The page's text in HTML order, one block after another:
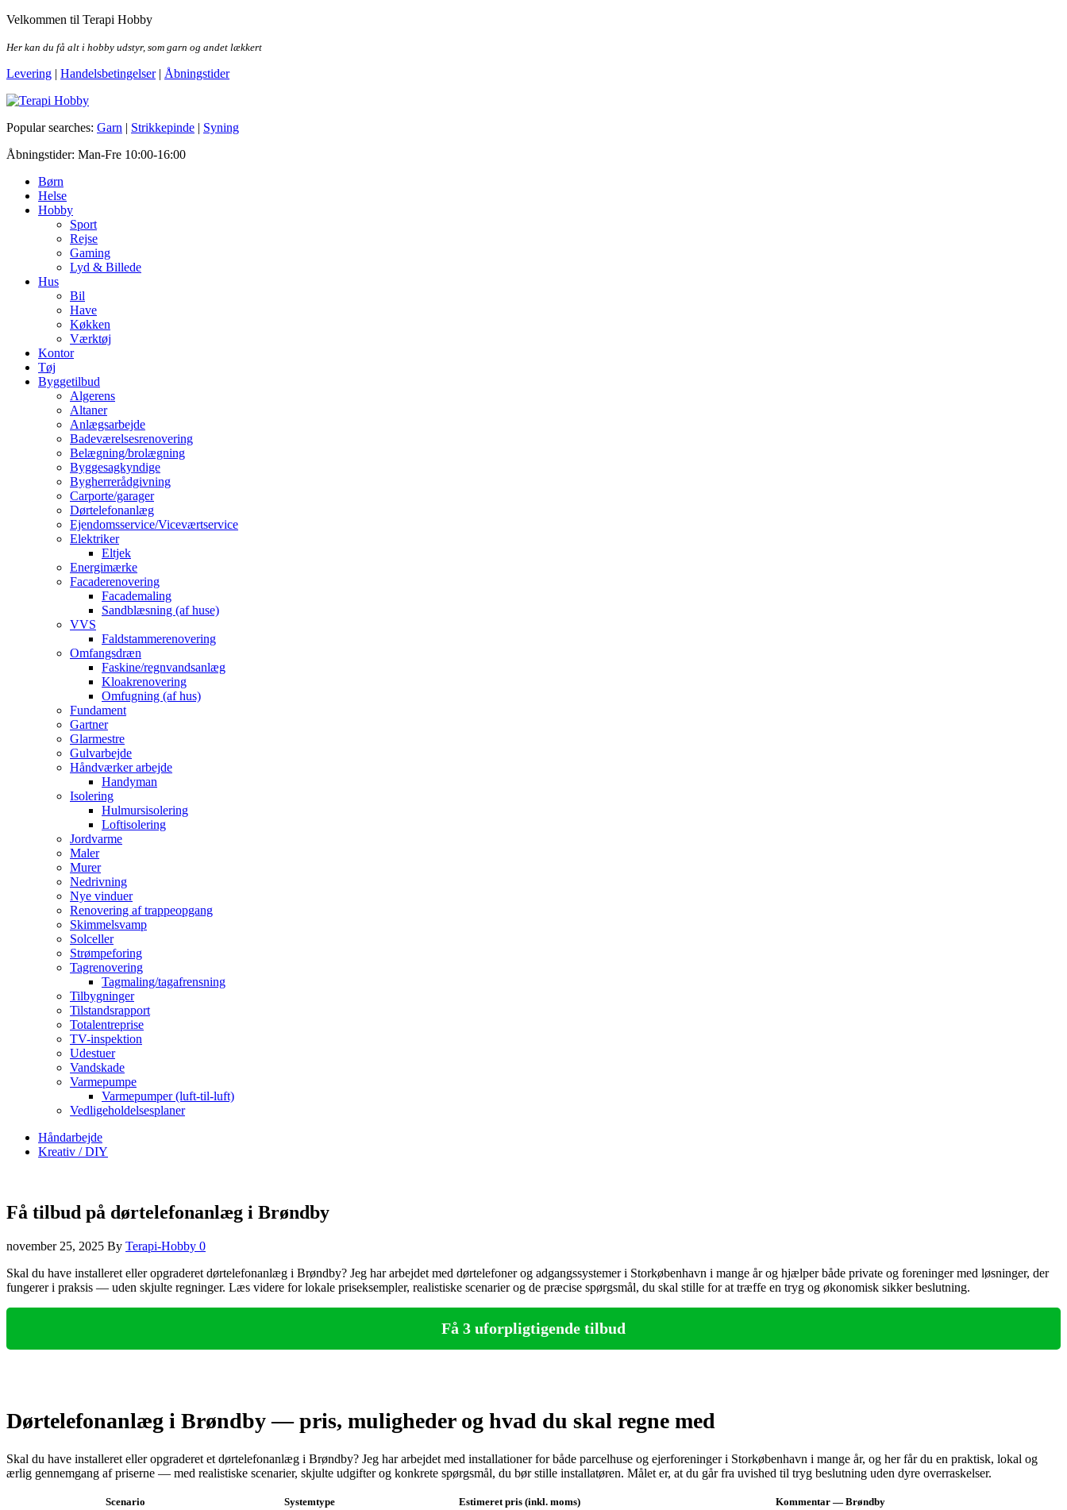
Skip
the
Velkommen til Terapi Hobby
Her kan du få alt i hobby udstyr, som garn og andet lækkert
Levering | Handelsbetingelser| Åbningstider
Terapi Hobby
Popular searches: Garn | Strikkepinde | Syning
Åbningstider: Man-Fre 10:00-16:00
Børn
Helse
Hobby
Sport
Rejse
Gaming
Lyd & Billede
Hus
Bil
Have
Køkken
Værktøj
Kontor
Tøj
Byggetilbud
Algerens
Altaner
Anlægsarbejde
Badeværelsesrenovering
Belægning/brolægning
Byggesagkyndige
Bygherrerådgivning
Carporte/garager
Dørtelefonanlæg
Ejendomsservice/Viceværtservice
Elektriker
Eltjek
Energimærke
Facaderenovering
Facademaling
Sandblæsning (af huse)
VVS
Faldstammerenovering
Omfangsdræn
Faskine/regnvandsanlæg
Kloakrenovering
Omfugning (af hus)
Fundament
Gartner
Glarmestre
Gulvarbejde
Håndværker arbejde
Handyman
Isolering
Hulmursisolering
Loftisolering
Jordvarme
Maler
Murer
Nedrivning
Nye vinduer
Renovering af trappeopgang
Skimmelsvamp
Solceller
Strømpeforing
Tagrenovering
Tagmaling/tagafrensning
Tilbygninger
Tilstandsrapport
Totalentreprise
TV-inspektion
Udestuer
Vandskade
Varmepumpe
Varmepumper (luft-til-luft)
Vedligeholdelsesplaner
Håndarbejde
Kreativ / DIY
Få tilbud på dørtelefonanlæg i Brøndby
november 25, 2025 By Terapi-Hobby 0
Skal du have installeret eller opgraderet dørtelefonanlæg i Brøndby? Jeg har arbejdet med dørtelefoner og adgangssystemer i Storkøbenhavn i mange år og hjælper både private og foreninger med løsninger, der
fungerer i praksis — uden skjulte regninger. Læs videre for lokale priseksempler, realistiske scenarier og de præcise spørgsmål, du skal stille for at træffe en tryg og økonomisk sikker beslutning.
Få 3 uforpligtigende tilbud
Dørtelefonanlæg i Brøndby — pris, muligheder og hvad du skal regne med
Skal du have installeret eller opgraderet et dørtelefonanlæg i Brøndby? Jeg har arbejdet med installationer for både parcelhuse og ejerforeninger i Storkøbenhavn i mange år, og her får du en praktisk, lokal og
ærlig gennemgang af priserne — med realistiske scenarier, skjulte udgifter og konkrete spørgsmål, du bør stille installatøren. Målet er, at du går fra uvished til tryg beslutning uden dyre overraskelser.
Scenario Systemtype Estimeret pris (inkl. moms)
Kommentar — Brøndby